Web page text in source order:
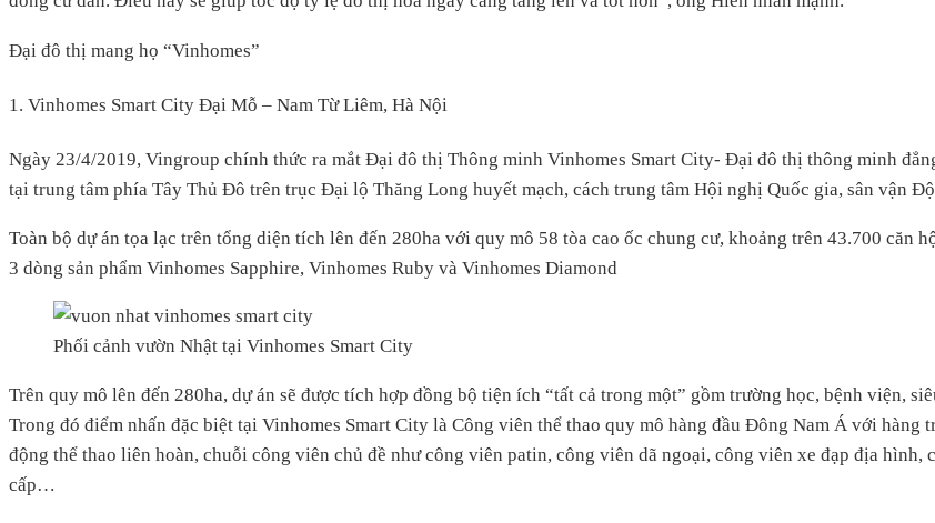
Đại đô thị mang họ “Vinhomes”
1. Vinhomes Smart City Đại Mỗ – Nam Từ Liêm, Hà Nội
Ngày 23/4/2019, Vingroup chính thức ra mắt Đại đô thị Thông minh Vinhomes Smart City- Đại đô thị thông minh
tại trung tâm phía Tây Thủ Đô trên trục Đại lộ Thăng Long huyết mạch, cách trung tâm Hội nghị Quốc gia, sân vận
Toàn bộ dự án tọa lạc trên tổng diện tích lên đến 280ha với quy mô 58 tòa cao ốc chung cư, khoảng trên 43.700 căn
3 dòng sản phẩm Vinhomes Sapphire, Vinhomes Ruby và Vinhomes Diamond
Phối cảnh vườn Nhật tại Vinhomes Smart City
Trên quy mô lên đến 280ha, dự án sẽ được tích hợp đồng bộ tiện ích “tất cả trong một” gồm trường học, bệnh viện,
Trong đó điểm nhấn đặc biệt tại Vinhomes Smart City là Công viên thể thao quy mô hàng đầu Đông Nam Á với hàng
động thể thao liên hoàn, chuỗi công viên chủ đề như công viên patin, công viên dã ngoại, công viên xe đạp địa hình,
cấp…